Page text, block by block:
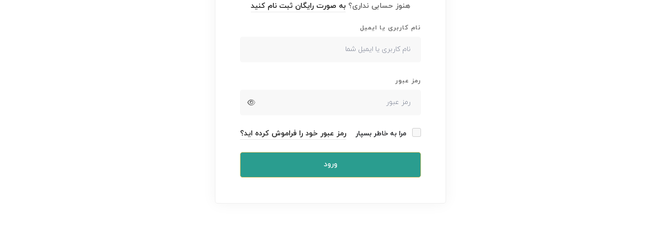
هنوز حسابی نداری؟ به صورت رایگان ثبت نام کنید
نام کاربری یا ایمیل
رمز عبور
مرا به خاطر بسپار رمز عبور خود را فراموش کرده اید؟
ورود